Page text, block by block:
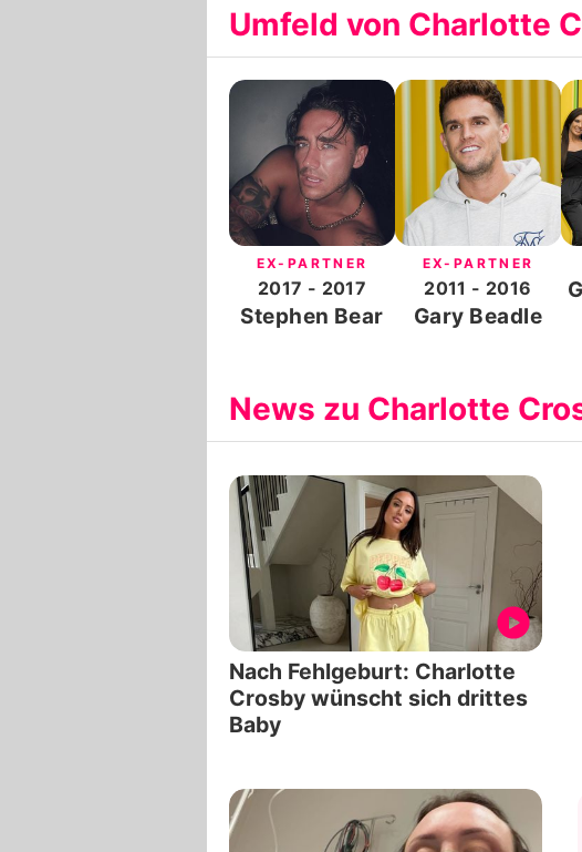
Umfeld von Charlotte
EX-PARTNER
2017 - 2017
Stephen Bear
EX-PARTNER
2011 - 2016
Gary Beadle
News zu Charlotte
Nach Fehlgeburt: Charlotte
Crosby wünscht sich drittes
Baby